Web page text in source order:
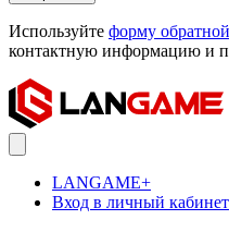
Используйте форму
контактную информацию и
LANGAME+
Вход в личный кабинет